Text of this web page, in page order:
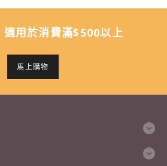
適用於消費滿$500以上
馬上購物